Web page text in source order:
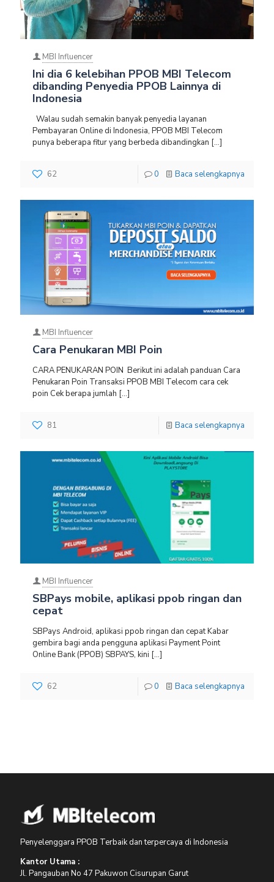
MBI Influencer
Ini dia 6 kelebihan PPOB MBI Telecom
dibanding Penyedia PPOB Lainnya di
Indonesia
Walau sudah semakin banyak penyedia layanan
Pembayaran Online di Indonesia, PPOB MBI Telecom
punya beberapa fitur yang berbeda dibandingkan […]
62 0 Baca selengkapnya
MBI Influencer
Cara Penukaran MBI Poin
CARA PENUKARAN POIN Berikut ini adalah panduan Cara
Penukaran Poin Transaksi PPOB MBI Telecom cara cek
poin Cek berapa jumlah […]
81 Baca selengkapnya
MBI Influencer
SBPays mobile, aplikasi ppob ringan dan
cepat
SBPays Android, aplikasi ppob ringan dan cepat Kabar
gembira bagi anda pengguna aplikasi Payment Point
Online Bank (PPOB) SBPAYS, kini […]
62 0 Baca selengkapnya
Penyelenggara PPOB Terbaik dan terpercaya di Indonesia
Kantor Utama :
Jl. Pangauban No 47 Pakuwon Cisurupan Garut